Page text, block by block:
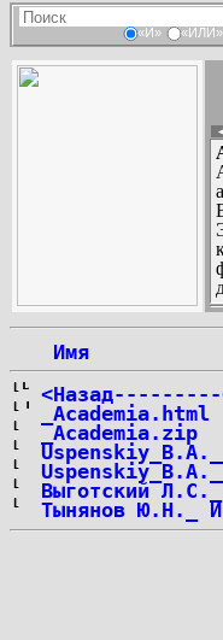
«И» «ИЛИ»
Имя
<Назад---------
_Academia.html
_Academia.zip
Выготский
Тынянов Ю.Н._